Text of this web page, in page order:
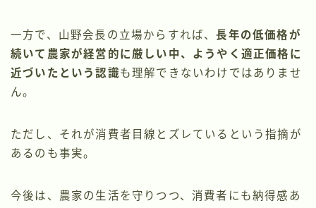
一方で、山野会長の立場からすれば、長年の低価格が
続いて農家が経営的に厳しい中、ようやく適正価格に
近づいたという認識も理解できないわけではありませ
ん。
ただし、それが消費者目線とズレているという指摘が
あるのも事実。
今後は、農家の生活を守りつつ、消費者にも納得感あ